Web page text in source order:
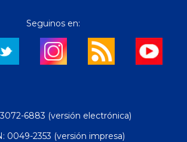
Seguinos en:
6883 (versión electrónica)
0049-2353 (versión impresa)